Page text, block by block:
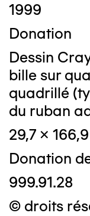
1999
Donation
Dessin
bille sur
quadrillé
du ruban
29,7 x
Donation
999.91.28
© droits